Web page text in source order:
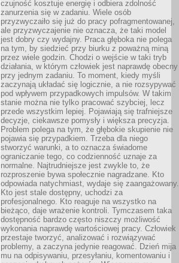
czujność kosztuje energię i odbiera zdolność
zanurzenia się w zadaniu. Wiele osób
przyzwyczaiło się już do pracy pofragmentowanej,
ale przyzwyczajenie nie oznacza, że taki model
jest dobry czy wydajny. Praca głęboka nie polega
na tym, by siedzieć przy biurku z poważną miną
przez wiele godzin. Chodzi o wejście w taki tryb
działania, w którym człowiek jest naprawdę obecny
przy jednym zadaniu. To moment, kiedy myśli
zaczynają układać się logicznie, a nie rozsypywać
pod wpływem przypadkowych impulsów. W takim
stanie można nie tylko pracować szybciej, lecz
przede wszystkim lepiej. Pojawiają się trafniejsze
decyzje, ciekawsze pomysły i większa precyzja.
Problem polega na tym, że głębokie skupienie nie
pojawia się przypadkiem. Trzeba dla niego
stworzyć warunki, a to oznacza świadome
ograniczanie tego, co codzienność uznaje za
normalne. Najtrudniejsze jest zwykle to, że
rozproszenie bywa społecznie nagradzane. Kto
odpowiada natychmiast, wydaje się zaangażowany.
Kto jest stale dostępny, uchodzi za
profesjonalnego. Kto reaguje na wszystko na
bieżąco, daje wrażenie kontroli. Tymczasem taka
dostępność bardzo często niszczy możliwość
wykonania naprawdę wartościowej pracy. Człowiek
przestaje tworzyć, analizować i rozwiązywać
problemy, a zaczyna jedynie reagować. Dzień mija
mu na odpisywaniu, przesyłaniu, komentowaniu i